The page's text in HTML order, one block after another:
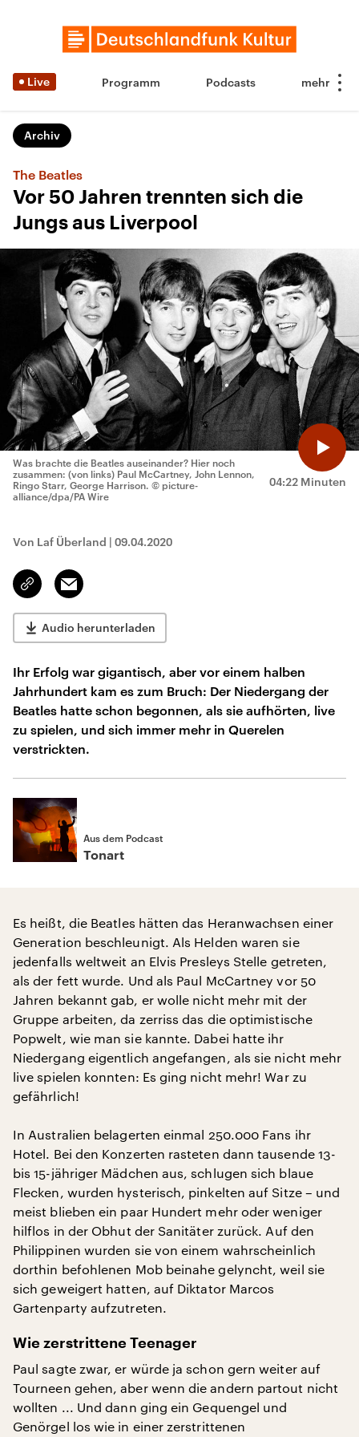
Live Programm Podcasts
Archiv
The Beatles
Vor 50 Jahren trennten sich die
Jungs aus Liverpool
04:22 Minuten
Was brachte die Beatles auseinander? Hier noch
zusammen: (von links) Paul McCartney, John Lennon,
Ringo Starr, George Harrison. © picture-
alliance/dpa/PA Wire
Von Laf Überland | 09.04.2020
Link
kopieren/teilen
Email
Audio herunterladen
Ihr Erfolg war gigantisch, aber vor einem halben
Jahrhundert kam es zum Bruch: Der Niedergang der
Beatles hatte schon begonnen, als sie aufhörten, live
zu spielen, und sich immer mehr in Querelen
verstrickten.
Aus dem Podcast
Tonart
Es heißt, die Beatles hätten das Heranwachsen einer
Generation beschleunigt. Als Helden waren sie
jedenfalls weltweit an Elvis Presleys Stelle getreten,
als der fett wurde. Und als Paul McCartney vor 50
Jahren bekannt gab, er wolle nicht mehr mit der
Gruppe arbeiten, da zerriss das die optimistische
Popwelt, wie man sie kannte. Dabei hatte ihr
Niedergang eigentlich angefangen, als sie nicht mehr
live spielen konnten: Es ging nicht mehr! War zu
gefährlich!
In Australien belagerten einmal 250.000 Fans ihr
Hotel. Bei den Konzerten rasteten dann tausende 13-
bis 15-jähriger Mädchen aus, schlugen sich blaue
Flecken, wurden hysterisch, pinkelten auf Sitze – und
meist blieben ein paar Hundert mehr oder weniger
hilflos in der Obhut der Sanitäter zurück. Auf den
Philippinen wurden sie von einem wahrscheinlich
dorthin befohlenen Mob beinahe gelyncht, weil sie
sich geweigert hatten, auf Diktator Marcos
Gartenparty aufzutreten.
Wie zerstrittene Teenager
Paul sagte zwar, er würde ja schon gern weiter auf
Tourneen gehen, aber wenn die andern partout nicht
wollten ... Und dann ging ein Gequengel und
Genörgel los wie in einer zerstrittenen